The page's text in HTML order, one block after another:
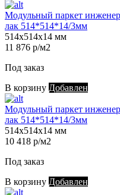
Модульный паркет
лак 514*514*14/3мм
514х514х14 мм
11 876 р/м2
Под заказ
В корзину Добавлен
Модульный паркет
лак 514*514*14/3мм
514х514х14 мм
10 418 р/м2
Под заказ
В корзину Добавлен